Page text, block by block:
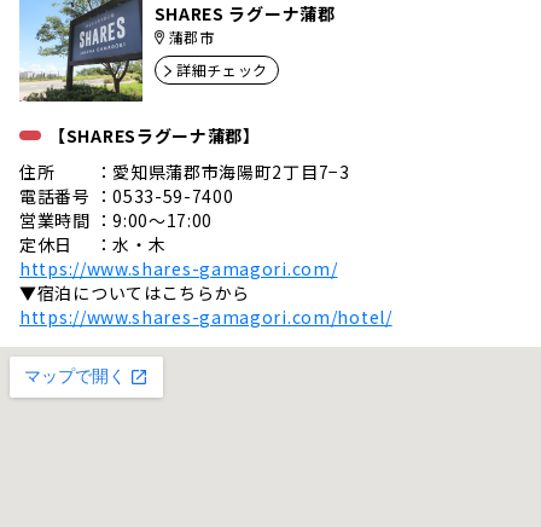
SHARES ラグーナ蒲郡
蒲郡市
詳細チェック
【SHARESラグーナ蒲郡】
住所 ：愛知県蒲郡市海陽町2丁目7−3
電話番号 ：0533-59-7400
営業時間 ：9:00〜17:00
定休日 ：水・木
https://www.shares-gamagori.com/
▼宿泊についてはこちらから
https://www.shares-gamagori.com/hotel/